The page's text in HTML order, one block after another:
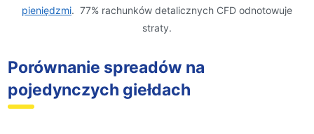
pieniędzmi. 77% rachunków detalicznych CFD odnotowuje
straty.
Porównanie spreadów na
pojedynczych giełdach